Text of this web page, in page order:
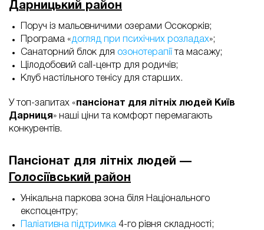
Дарницький район
Поруч із мальовничими озерами Осокорків;
Програма «догляд при психічних розладах»;
Санаторний блок для озонотерапії
та масажу;
Цілодобовий call-центр для родичів;
Клуб настільного тенісу для старших.
У топ-запитах « пансіонат для літніх людей Київ
Дарниця » наші ціни та комфорт перемагають
конкурентів.
Пансіонат для літніх людей —
Голосіївський район
Унікальна парковa зона біля Національного
експоцентру;
Паліативна підтримка 4-го рівня складності;